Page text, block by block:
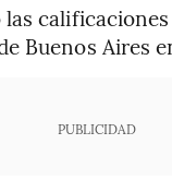
Buenos Aires
PUBLICIDAD